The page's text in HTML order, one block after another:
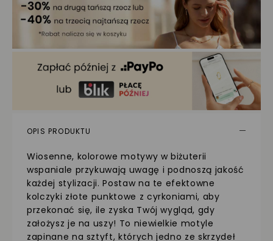
OPIS PRODUKTU
Wiosenne, kolorowe motywy w biżuterii
wspaniale przykuwają uwagę i podnoszą jakość
każdej stylizacji. Postaw na te efektowne
kolczyki złote punktowe z cyrkoniami, aby
przekonać się, ile zyska Twój wygląd, gdy
założysz je na uszy! To niewielkie motyle
zapinane na sztyft, których jedno ze skrzydeł